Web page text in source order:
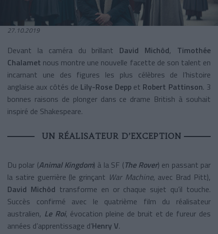
27.10.2019
Devant la caméra du brillant David Michôd, Timothée
Chalamet nous montre une nouvelle facette de son talent en
incarnant une des figures les plus célèbres de l’histoire
anglaise aux côtés de Lily-Rose Deppet Robert Pattinson. 3
bonnes raisons de plonger dans ce drame British à souhait
inspiré de Shakespeare.
UN RÉALISATEUR D’EXCEPTION
Du polar (Animal Kingdom) à la SF (The Rover) en passant par
la satire guerrière (le grinçant War Machine, avec Brad Pitt),
David Michôd transforme en or chaque sujet qu’il touche.
Succès confirmé avec le quatrième film du réalisateur
australien, Le Roi, évocation pleine de bruit et de fureur des
années d’apprentissage d’Henry V.